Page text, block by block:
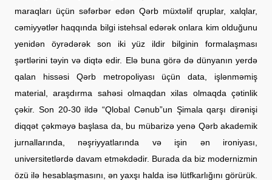
maraqları üçün səfərbər edən Qərb müxtəlif qruplar, xalqlar,
cəmiyyətlər haqqında bilgi istehsal edərək onlara kim olduğunu
yenidən öyrədərək son iki yüz ildir bilginin formalaşması
şərtlərini təyin və diqtə edir. Elə buna görə də dünyanın yerdə
qalan hissəsi Qərb metropoliyası üçün data, işlənməmiş
material, araşdırma sahəsi olmaqdan xilas olmaqda çətinlik
çəkir. Son 20-30 ildə “Qlobal Cənub”un Şimala qarşı dirənişi
diqqət çəkməyə başlasa da, bu mübarizə yenə Qərb akademik
jurnallarında, nəşriyyatlarında və işin ən ironiyası,
universitetlərdə davam etməkdədir. Burada da biz modernizmin
özü ilə hesablaşmasını, ən yaxşı halda isə lütfkarlığını görürük.